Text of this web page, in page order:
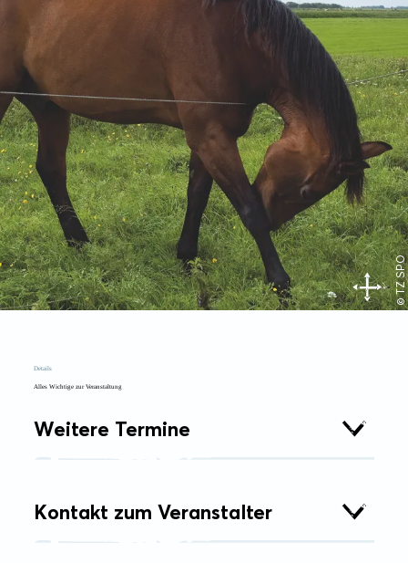
© TZ SPO
Details
Alles Wichtige zur Veranstaltung
Weitere Termine
Kontakt zum Veranstalter